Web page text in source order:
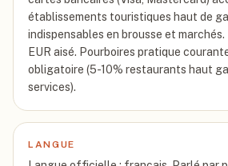
établissements touristiques haut de
indispensables en brousse et
EUR aisé. Pourboires pratique
obligatoire (5-10% restaurants haut
services).
LANGUE